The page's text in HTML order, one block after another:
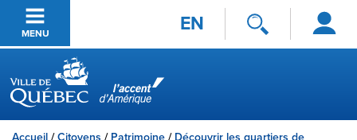
Passer au contenu principal
MENU EN
Se
connecter
Ville de Québec
Accueil /Citoyens / Patrimoine / Découvrir les quartiers de